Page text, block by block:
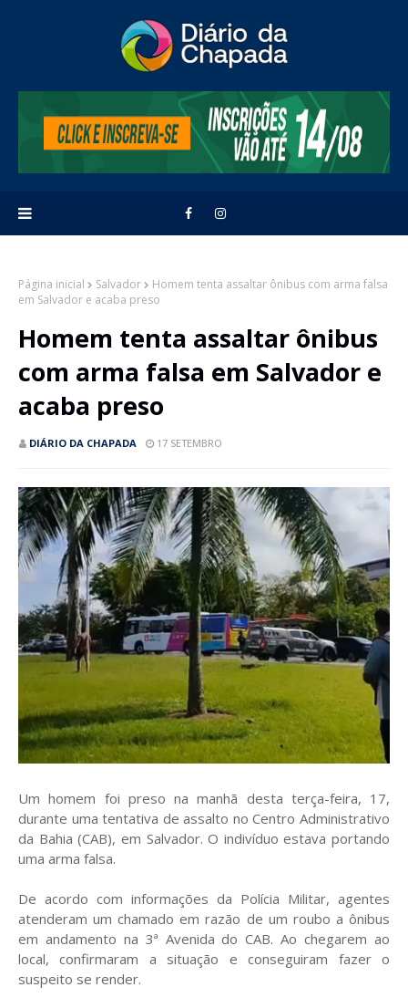
Página inicial Salvador
Homem tenta assaltar ônibus com arma falsa
em Salvador e acaba preso
Homem tenta assaltar ônibus
com arma falsa em Salvador e
acaba preso
DIÁRIO DA CHAPADA 17 SETEMBRO
Um homem foi preso na manhã desta terça-feira, 17,
durante uma tentativa de assalto no Centro Administrativo
da Bahia (CAB), em Salvador. O indivíduo estava portando
uma arma falsa.
De acordo com informações da Polícia Militar, agentes
atenderam um chamado em razão de um roubo a ônibus
em andamento na 3ª Avenida do CAB. Ao chegarem ao
local, confirmaram a situação e conseguiram fazer o
suspeito se render.